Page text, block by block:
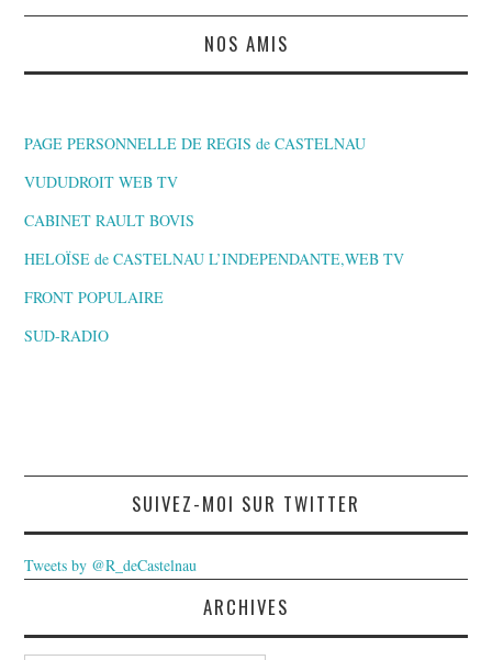
NOS AMIS
PAGE PERSONNELLE DE REGIS de CASTELNAU
VUDUDROIT WEB TV
CABINET RAULT BOVIS
HELOÏSE de CASTELNAU L’INDEPENDANTE,WEB TV
FRONT POPULAIRE
SUD-RADIO
SUIVEZ-MOI SUR TWITTER
Tweets by @R_deCastelnau
ARCHIVES